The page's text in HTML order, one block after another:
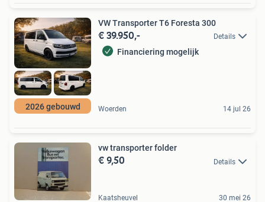
2026 gebouwd
VW Transporter T6 Foresta 300
€ 39.950,- Details
Financiering mogelijk
Woerden 14 jul 26
vw transporter folder
€ 9,50 Details
Kaatsheuvel 30 mei 26